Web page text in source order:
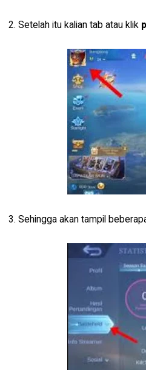
2. Setelah itu kalian tab atau klik
3. Sehingga akan tampil